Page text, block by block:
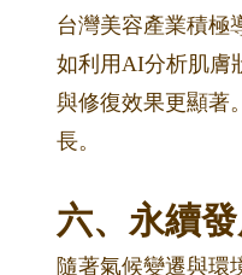
台灣美容產業積極
如利用AI分析肌膚
與修復效果更顯著
長。
六、永續
隨著氣候變遷與環